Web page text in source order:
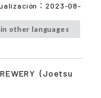
： 2023-08-
other languages
(Joetsu